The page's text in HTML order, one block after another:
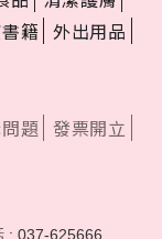
籍 外出用品
題 發票開立
: 037-625666